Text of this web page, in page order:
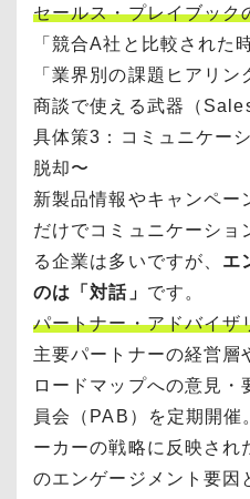
セールス・プレイブック
「競合A社と比較された
「業界別の課題ヒアリ
商談で使える武器（
具体策3：コミュニケー
脱却〜
新製品情報やキャンペー
だけでコミュニケーショ
る企業は多いですが、 エ
のは「対話」 です。
パートナー・アドバイザ
主要パートナーの経営層
ロードマップへの意見
員会（PAB）を定期開催
ーカーの戦略に反映され
のエンゲージメント要因